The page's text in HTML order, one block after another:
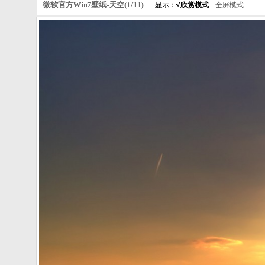
微软官方Win7壁纸-天空(1/11) 显示： √欣赏模式 全屏模式